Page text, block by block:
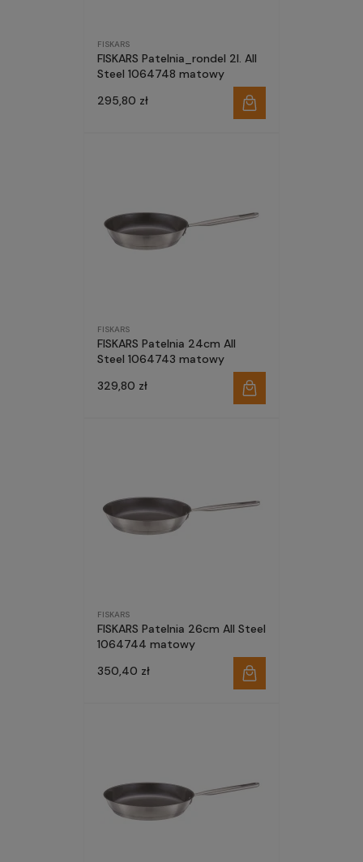
FISKARS
FISKARS Patelnia_rondel 2l. All
Steel 1064748 matowy
295,80 zł
FISKARS
FISKARS Patelnia 24cm All
Steel 1064743 matowy
329,80 zł
FISKARS
FISKARS Patelnia 26cm All Steel
1064744 matowy
350,40 zł